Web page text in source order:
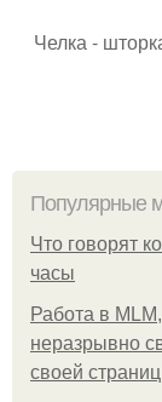
Челка -
Популярные
Что говорят
часы
Работа в
неразрывно
своей